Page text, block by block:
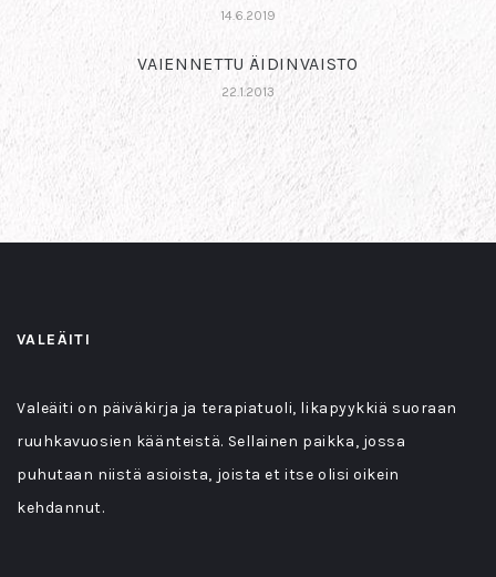
14.6.2019
VAIENNETTU ÄIDINVAISTO
22.1.2013
VALEÄITI
Valeäiti on päiväkirja ja terapiatuoli, likapyykkiä suoraan
ruuhkavuosien käänteistä. Sellainen paikka, jossa
puhutaan niistä asioista, joista et itse olisi oikein
kehdannut.